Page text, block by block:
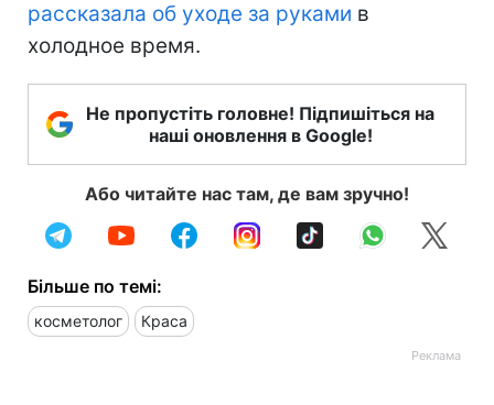
рассказала об уходе за руками в
холодное время.
Не пропустіть головне! Підпишіться на
наші оновлення в Google!
Або читайте нас там, де вам зручно!
Більше по темі:
косметолог Краса